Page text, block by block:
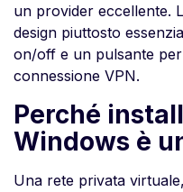
un provider eccellente.
design piuttosto
on/off e un pulsante
connessione VPN.
Perché
Windows è
Una rete privata